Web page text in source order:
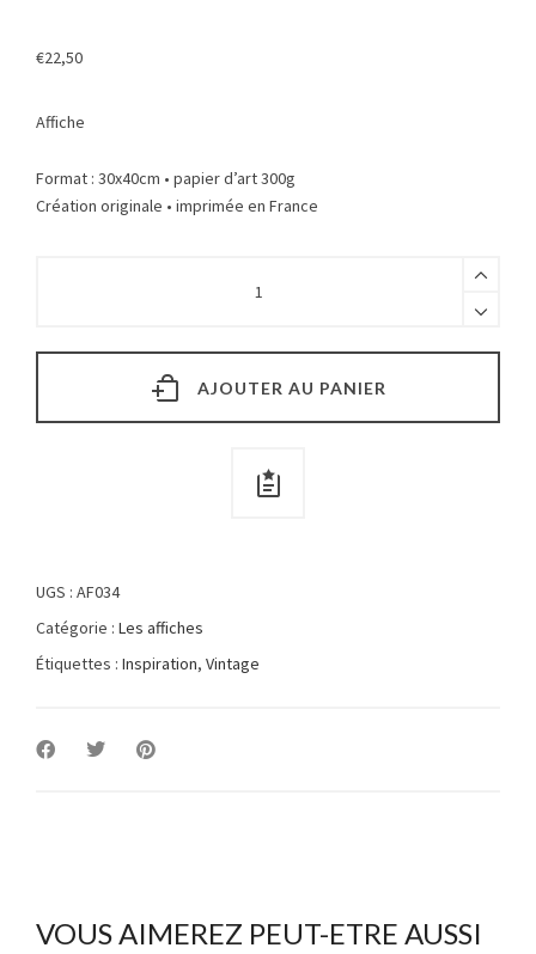
€22,50
Affiche
Format : 30x40cm • papier d’art 300g
Création originale • imprimée en France
AJOUTER AU PANIER
UGS : AF034
Catégorie : Les affiches
Étiquettes : Inspiration, Vintage
VOUS AIMEREZ PEUT-ETRE AUSSI